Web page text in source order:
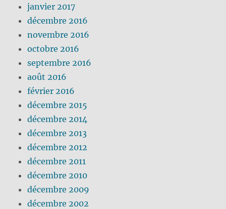
janvier 2017
décembre 2016
novembre 2016
octobre 2016
septembre 2016
août 2016
février 2016
décembre 2015
décembre 2014
décembre 2013
décembre 2012
décembre 2011
décembre 2010
décembre 2009
décembre 2002